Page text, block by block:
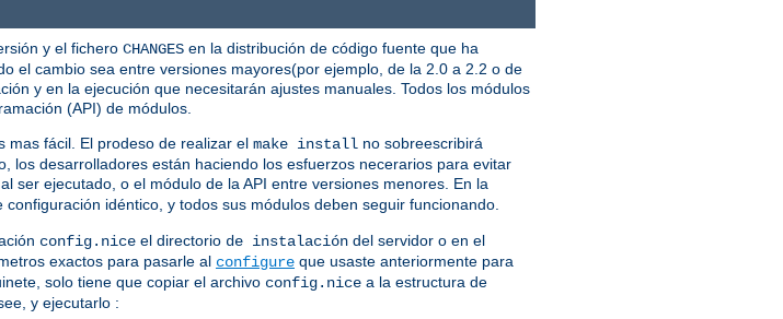
y el fichero CHANGES en la distribución de código fuente que ha
el cambio sea entre versiones mayores(por ejemplo, de la 2.0 a 2.2 o de
y en la ejecución que necesitarán ajustes manuales. Todos los módulos
(API) de módulos.
mas fácil. El prodeso de realizar el make install no sobreescribirá
los desarrolladores están haciendo los esfuerzos necerarios para evitar
al ser ejecutado, o el módulo de la API entre versiones menores. En la
configuración idéntico, y todos sus módulos deben seguir funcionando.
config.nice el directorio de instalación del servidor o en el
exactos para pasarle al configure que usaste anteriormente para
solo tiene que copiar el archivo config.nice a la estructura de
y ejecutarlo :